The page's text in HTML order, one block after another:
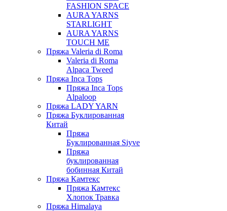
FASHION SPACE
AURA YARNS
STARLIGHT
AURA YARNS
TOUCH ME
Пряжа Valeria di Roma
Valeria di Roma
Alpaca Tweed
Пряжа Inca Tops
Пряжа Inca Tops
Alpaloop
Пряжа LADY YARN
Пряжа Буклированная
Китай
Пряжа
Буклированная Siyve
Пряжа
буклированная
бобинная Китай
Пряжа Камтекс
Пряжа Камтекс
Хлопок Травка
Пряжа Himalaya